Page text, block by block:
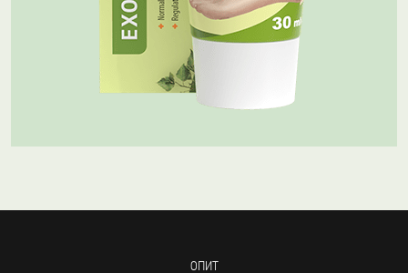
ОПИТ